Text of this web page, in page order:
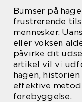
Bumser på
frustrerende
mennesker.
eller voksen
påvirke dit
artikel vil vi
hagen,
effektive
forebyggelse.